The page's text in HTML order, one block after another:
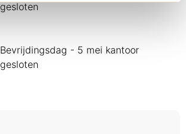
gesloten
Bevrijdingsdag - 5 mei kantoor
gesloten